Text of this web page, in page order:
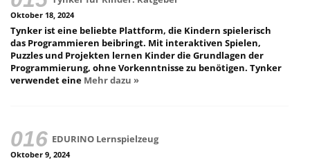
Oktober 18, 2024
Tynker ist eine beliebte Plattform, die Kindern spielerisch
das Programmieren beibringt. Mit interaktiven Spielen,
Puzzles und Projekten lernen Kinder die Grundlagen der
Programmierung, ohne Vorkenntnisse zu benötigen. Tynker
verwendet eine Mehr dazu »
EDURINO Lernspielzeug
Oktober 9, 2024